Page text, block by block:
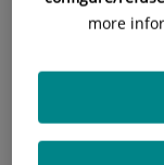
Dolor que
hores,
(per
recomanable
more